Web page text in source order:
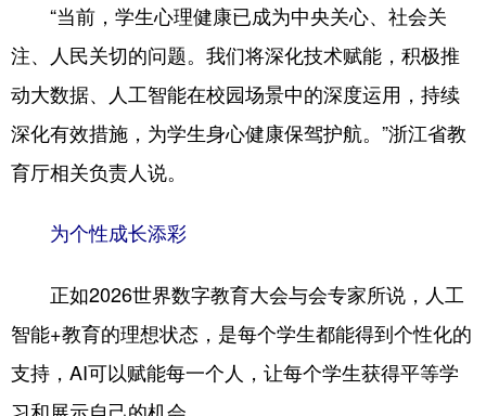
“当前，学生心理健康已成为中央关心、社会关
注、人民关切的问题。我们将深化技术赋能，积极推
动大数据、人工智能在校园场景中的深度运用，持续
深化有效措施，为学生身心健康保驾护航。”浙江省教
育厅相关负责人说。
为个性成长添彩
正如2026世界数字教育大会与会专家所说，人工
智能+教育的理想状态，是每个学生都能得到个性化的
支持，AI可以赋能每一个人，让每个学生获得平等学